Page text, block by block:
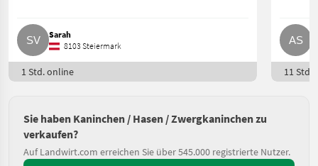
Sarah
8103 Steiermark
1 Std. online 11 Std.
Sie haben Kaninchen / Hasen / Zwergkaninchen zu
verkaufen?
Auf Landwirt.com erreichen Sie über 545.000 registrierte Nutzer.